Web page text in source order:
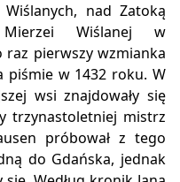
Wiślanych, nad Zatoką
Wiślanej w
pierwszy wzmianka
piśmie w 1432 roku. W
wsi znajdowały się
trzynastoletniej mistrz
próbował z tego
do Gdańska, jednak